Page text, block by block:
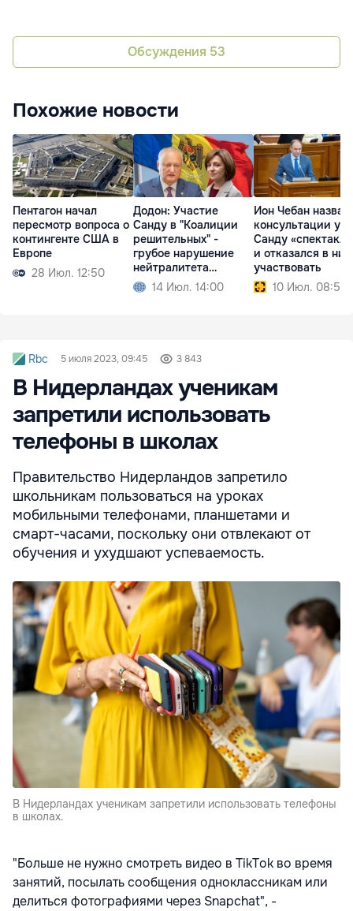
Обсуждения 53
Похожие новости
Пентагон начал
пересмотр вопроса о
контингенте США в
Европе
28 Июл. 12:50
Додон: Участие
Санду в "Коалиции
решительных" -
грубое нарушение
нейтралитета
Молдовы
14 Июл. 14:00
Ион Чебан назвал
консультации у
Санду
и отказался в них
участвовать
10 Июл. 08:58
Rbc 5 июля 2023, 09:45 3 843
В Нидерландах ученикам
запретили использовать
телефоны в школах
Правительство Нидерландов запретило
школьникам пользоваться на уроках
мобильными телефонами, планшетами и
смарт-часами, поскольку они отвлекают от
обучения и ухудшают успеваемость.
В Нидерландах ученикам запретили использовать телефоны
в школах.
"Больше не нужно смотреть видео в TikTok во время
занятий, посылать сообщения одноклассникам или
делиться фотографиями через Snapchat", -